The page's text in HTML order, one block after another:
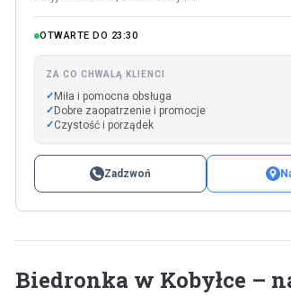
OTWARTE DO 23:30
ZA CO CHWALĄ KLIENCI
Miła i pomocna obsługa
Dobre zaopatrzenie i promocje
Czystość i porządek
Zadzwoń
Biedronka w Kobyłce –